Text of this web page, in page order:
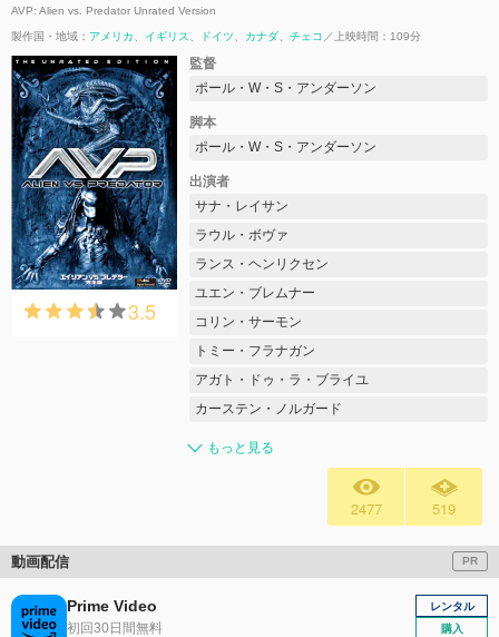
AVP: Alien vs. Predator Unrated Version
製作国・地域： アメリカ イギリス ドイツ カナダ チェコ 上映時間：109分
3.5
監督
ポール・W・S・アンダーソン
脚本
ポール・W・S・アンダーソン
出演者
サナ・レイサン
ラウル・ボヴァ
ランス・ヘンリクセン
ユエン・ブレムナー
コリン・サーモン
トミー・フラナガン
アガト・ドゥ・ラ・ブライユ
カーステン・ノルガード
もっと見る
2477 519
動画配信 PR
Prime Video
初回30日間無料
レンタル
購入